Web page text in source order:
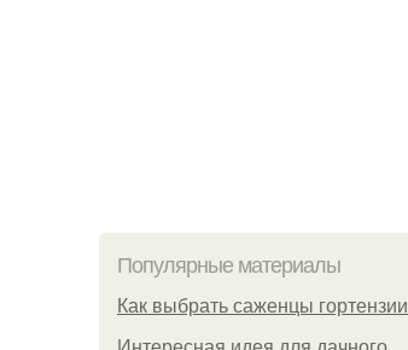
Популярные материалы
Как выбрать саженцы гортензии